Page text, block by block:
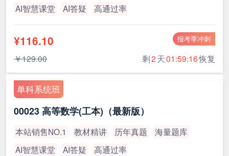
AI智慧课堂
AI答疑 高通过率
报考季冲刺
¥116.10
￥129.00 剩2天01:59:15恢复
单科系统班
00023 高等数学(工本)（最新版）
本站销售NO.1 教材精讲 历年真题
海量题库
AI智慧课堂
AI答疑 高通过率